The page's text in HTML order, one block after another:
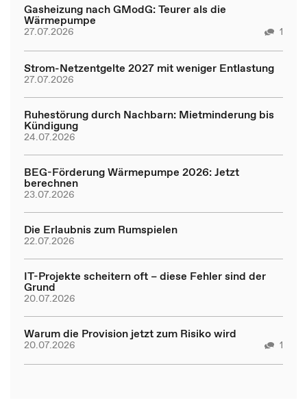
Gasheizung nach GModG: Teurer als die
Wärmepumpe
27.07.2026 1
Strom-Netzentgelte 2027 mit weniger Entlastung
27.07.2026
Ruhestörung durch Nachbarn: Mietminderung bis
Kündigung
24.07.2026
BEG-Förderung Wärmepumpe 2026: Jetzt
berechnen
23.07.2026
Die Erlaubnis zum Rumspielen
22.07.2026
IT-Projekte scheitern oft – diese Fehler sind der
Grund
20.07.2026
Warum die Provision jetzt zum Risiko wird
20.07.2026 1